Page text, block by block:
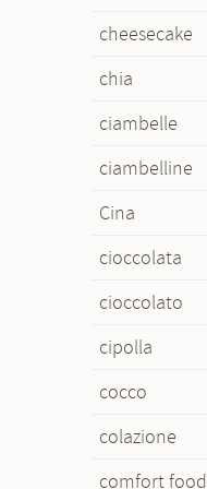
cheesecake
chia
ciambelle
ciambelline
Cina
cioccolata
cioccolato
cipolla
cocco
colazione
comfort food